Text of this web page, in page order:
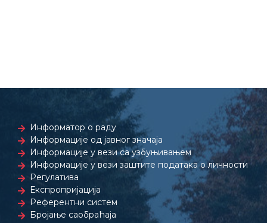
Информатор о раду
Информације од јавног значаја
Информације у вези са узбуњивањем
Информације у вези заштите података о личности
Регулатива
Експропријација
Референтни систем
Бројање саобраћаја